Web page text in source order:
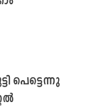
പെട്ടെന്നു